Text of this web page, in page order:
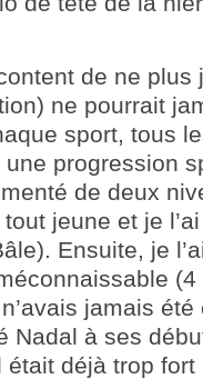
de ne plus
ne pourrait
sport, tous
progression
de deux
jeune et je
Ensuite, je
jamais
Nadal à ses
déjà trop fort